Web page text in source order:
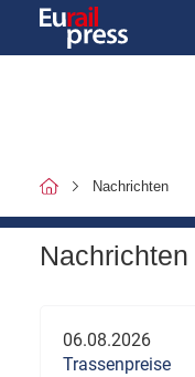
Nachrichten
Nachrichten
06.08.2026
Trassenpreise